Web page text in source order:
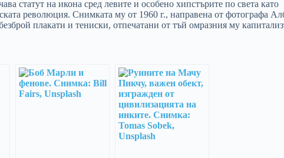
статут на икона сред левите и особено хипстърите по света като
революция. Снимката му от 1960 г., направена от фотографа
плакати и тениски, отпечатани от тъй омразния му